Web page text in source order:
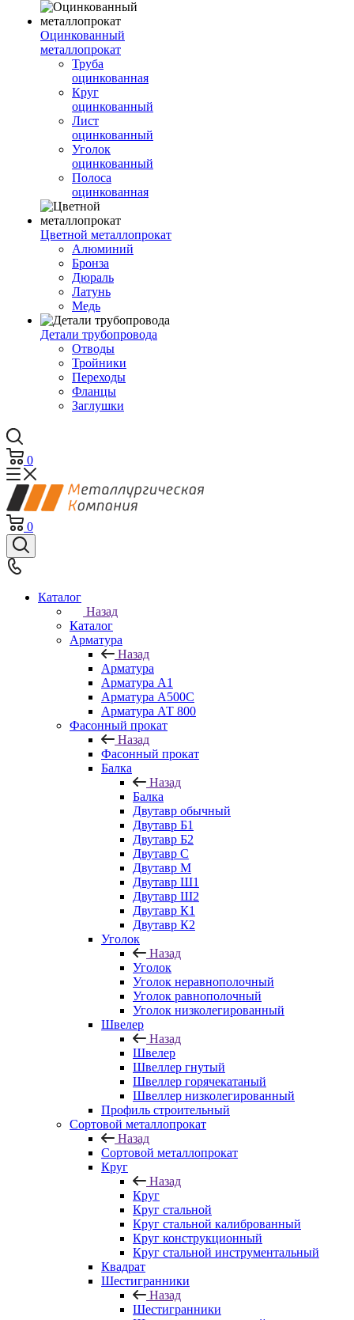
Оцинкованный
металлопрокат
Труба
оцинкованная
Круг
оцинкованный
Лист
оцинкованный
Уголок
оцинкованный
Полоса
оцинкованная
Цветной металлопрокат
Алюминий
Бронза
Дюраль
Латунь
Медь
Детали трубопровода
Отводы
Тройники
Переходы
Фланцы
Заглушки
0
0
Каталог
Назад
Каталог
Арматура
Назад
Арматура
Арматура А1
Арматура А500С
Арматура АТ 800
Фасонный прокат
Назад
Фасонный прокат
Балка
Назад
Балка
Двутавр обычный
Двутавр Б1
Двутавр Б2
Двутавр С
Двутавр М
Двутавр Ш1
Двутавр Ш2
Двутавр К1
Двутавр К2
Уголок
Назад
Уголок
Уголок неравнополочный
Уголок равнополочный
Уголок низколегированный
Швелер
Назад
Швелер
Швеллер гнутый
Швеллер горячекатаный
Швеллер низколегированный
Профиль строительный
Сортовой металлопрокат
Назад
Сортовой металлопрокат
Круг
Назад
Круг
Круг стальной
Круг стальной калиброванный
Круг конструкционный
Круг стальной инструментальный
Квадрат
Шестигранники
Назад
Шестигранники